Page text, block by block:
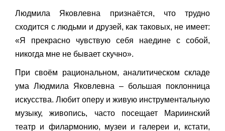
Людмила Яковлевна признаётся, что трудно
сходится с людьми и друзей, как таковых, не имеет:
«Я прекрасно чувствую себя наедине с собой,
никогда мне не бывает скучно».
При своём рациональном, аналитическом складе
ума Людмила Яковлевна – большая поклонница
искусства. Любит оперу и живую инструментальную
музыку, живопись, часто посещает Мариинский
театр и филармонию, музеи и галереи и, кстати,